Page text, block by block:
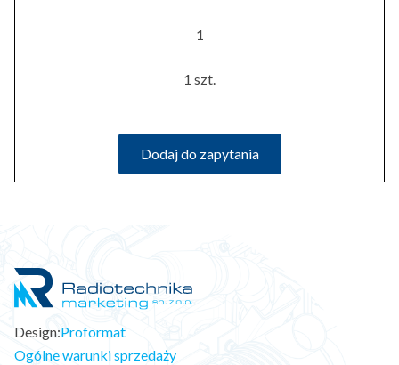
1
1 szt.
Dodaj do zapytania
Design:Proformat
Ogólne warunki sprzedaży